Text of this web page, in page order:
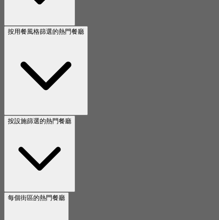
按用餐風格篩選的熱門餐廳
按設施篩選的熱門餐廳
每個街區的熱門餐廳